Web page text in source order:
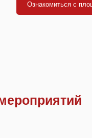
Ознакомиться с